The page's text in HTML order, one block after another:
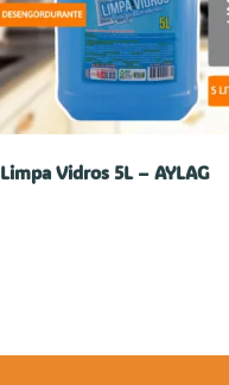
Limpa Vidros 5L – AYLAG